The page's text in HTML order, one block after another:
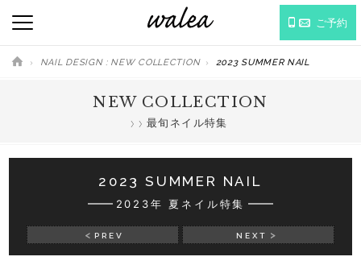
ご予約
NAIL DESIGN : NEW COLLECTION 2023 SUMMER NAIL
NEW COLLECTION
最旬ネイル特集
2023 SUMMER NAIL
2023年 夏ネイル特集
PREV NEXT